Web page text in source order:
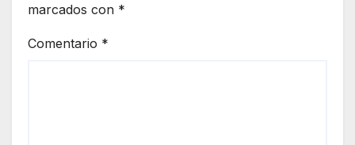
marcados con *
Comentario *